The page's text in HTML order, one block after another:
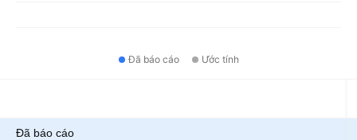
Đã báo cáo Ước tính
Đã báo cáo